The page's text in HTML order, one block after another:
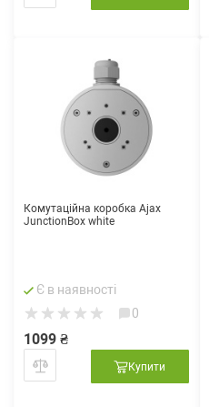
Комутаційна коробка Ajax
JunctionBox white
Є в наявності
0
1099 ₴
Купити